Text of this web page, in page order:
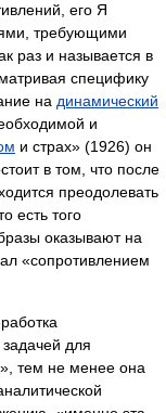
его Я
требующими
раз и называется в
специфику
на динамический
и
и страх» (1926) он
в том, что после
преодолевать
есть того
оказывают на
«сопротивлением
для
тем не менее она